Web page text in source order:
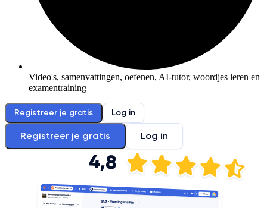
Video's, samenvattingen, oefenen, AI-tutor, woordjes leren en
examentraining
Registreer je gratis Log in
Registreer je gratis Log in